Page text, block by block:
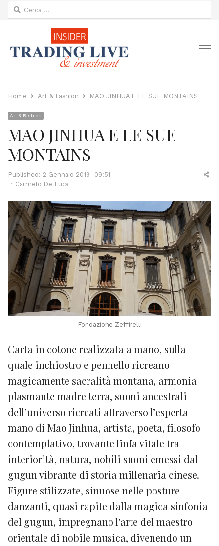
Ricerca
per:
Home Art & Fashion MAO JINHUA E LE SUE MONTAINS
Art & Fashion
MAO JINHUA E LE SUE
MONTAINS
Published: 2 Gennaio 2019
09:51
Author
Carmelo De Luca
Fondazione Zeffirelli
Carta in cotone realizzata a mano, sulla
quale inchiostro e pennello ricreano
magicamente sacralità montana, armonia
plasmante madre terra, suoni ancestrali
dell’universo ricreati attraverso l’esperta
mano di Mao Jinhua, artista, poeta, filosofo
contemplativo, trovante linfa vitale tra
interiorità, natura, nobili suoni emessi dal
gugun vibrante di storia millenaria cinese.
Figure stilizzate, sinuose nelle posture
danzanti, quasi rapite dalla magica sinfonia
del gugun, impregnano l’arte del maestro
orientale di nobile musica, divenendo un